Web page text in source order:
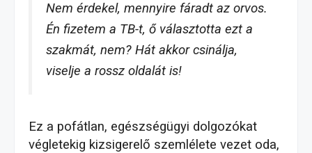
Nem érdekel, mennyire fáradt az orvos.
Én fizetem a TB-t, ő választotta ezt a
szakmát, nem? Hát akkor csinálja,
viselje a rossz oldalát is!
Ez a pofátlan, egészségügyi dolgozókat
végletekig kizsigerelő szemlélete vezet oda,